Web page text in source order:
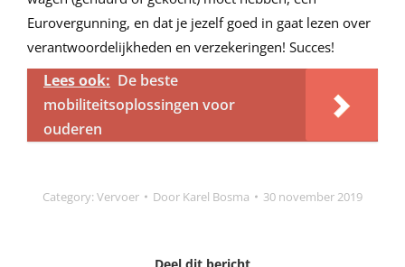
Eurovergunning, en dat je jezelf goed in gaat lezen over
verantwoordelijkheden en verzekeringen! Succes!
Lees ook: De beste
mobiliteitsoplossingen voor
ouderen
Category: Vervoer Door Karel Bosma 30 november 2019